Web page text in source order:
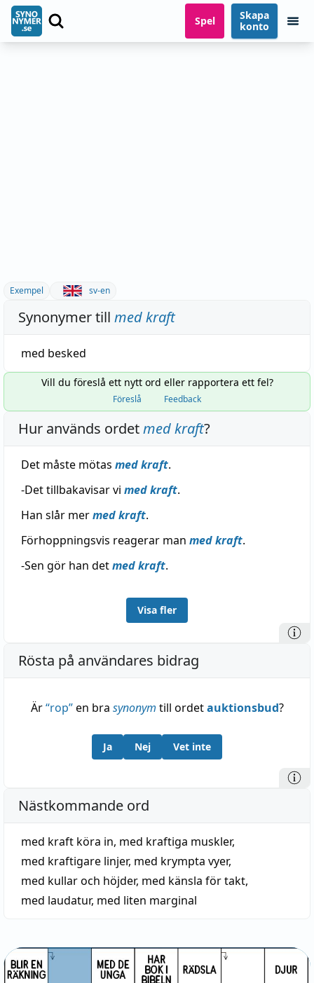
Spel
Skapa
konto
Exempel sv-en
Synonymer till med kraft
med besked
Vill du föreslå ett nytt ord eller rapportera ett fel?
Föreslå Feedback
Hur används ordetmed kraft?
Det måste mötas med kraft.
-Det tillbakavisar vi med kraft.
Han slår mermed kraft.
Förhoppningsvis reagerar man med kraft.
-Sen gör han detmed kraft.
Visa fler
Rösta på användares bidrag
Är“rop”en bra synonym till ordetauktionsbud?
Ja Nej Vet inte
Nästkommande ord
med kraft köra in, med kraftiga muskler,
med kraftigare linjer, med krympta vyer,
med kullar och höjder, med känsla för takt,
med laudatur, med liten marginal